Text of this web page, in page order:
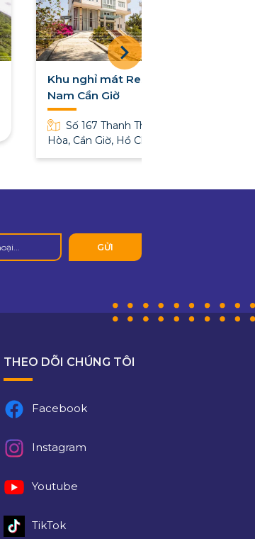
Khu nghỉ mát Resort Kỳ
Nam Cần Giờ
Số 167 Thanh Thới, Long
Hòa, Cần Giờ, Hồ Chí Minh
THEO DÕI CHÚNG TÔI
Facebook
Instagram
Youtube
TikTok